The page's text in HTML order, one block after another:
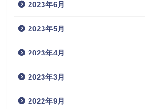
2023年6月
2023年5月
2023年4月
2023年3月
2022年9月